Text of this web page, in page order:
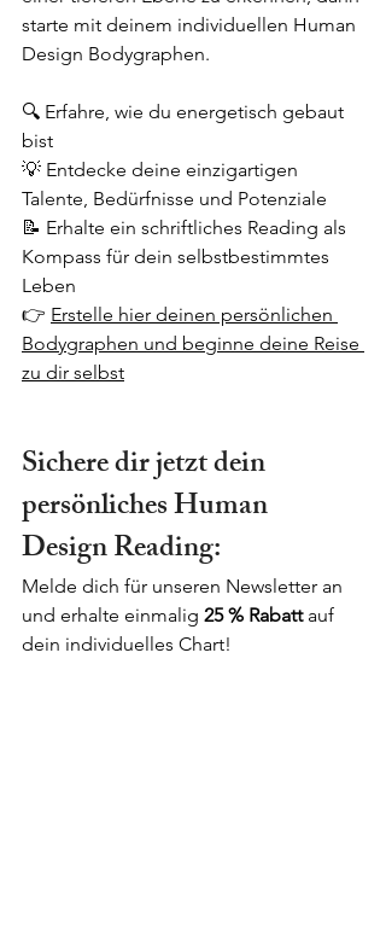
starte mit deinem individuellen Human
Design Bodygraphen.
🔍 Erfahre, wie du energetisch gebaut
bist
💡 Entdecke deine einzigartigen
Talente, Bedürfnisse und Potenziale
📝 Erhalte ein schriftliches Reading als
Kompass für dein selbstbestimmtes
Leben
👉 Erstelle hier deinen persönlichen
Bodygraphen und beginne deine Reise
zu dir selbst
Sichere dir jetzt dein
persönliches Human
Design Reading:
Melde dich für unseren Newsletter an
und erhalte einmalig 25 % Rabatt auf
dein individuelles Chart!